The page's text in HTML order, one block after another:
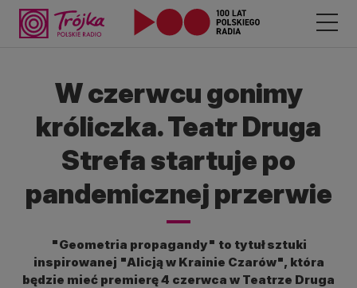
W czerwcu gonimy
króliczka. Teatr Druga
Strefa startuje po
pandemicznej przerwie
"Geometria propagandy" to tytuł sztuki
inspirowanej "Alicją w Krainie Czarów", która
będzie mieć premierę 4 czerwca w Teatrze Druga